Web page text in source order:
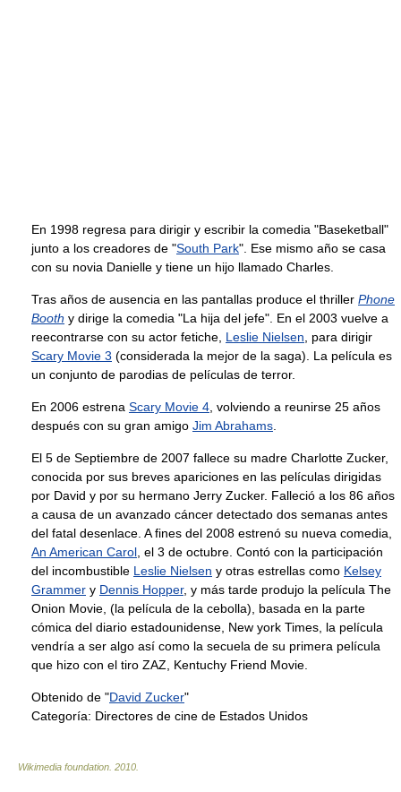
En 1998 regresa para dirigir y escribir la comedia "Baseketball"
junto a los creadores de "South Park". Ese mismo año se casa
con su novia Danielle y tiene un hijo llamado Charles.
Tras años de ausencia en las pantallas produce el thriller Phone
Booth y dirige la comedia "La hija del jefe". En el 2003 vuelve a
reecontrarse con su actor fetiche, Leslie Nielsen , para dirigir
Scary Movie 3 (considerada la mejor de la saga). La película es
un conjunto de parodias de películas de terror.
En 2006 estrena Scary Movie 4 , volviendo a reunirse 25 años
después con su gran amigo Jim Abrahams
El 5 de Septiembre de 2007 fallece su madre Charlotte Zucker,
conocida por sus breves apariciones en las películas dirigidas
por David y por su hermano Jerry Zucker. Falleció a los 86 años
a causa de un avanzado cáncer detectado dos semanas antes
del fatal desenlace. A fines del 2008 estrenó su nueva comedia,
An American Carol , el 3 de octubre. Contó con la participación
del incombustible Leslie Nielsen y otras estrellas como Kelsey
Grammer y Dennis Hopper, y más tarde produjo la película The
Onion Movie, (la película de la cebolla), basada en la parte
cómica del diario estadounidense, New york Times, la película
vendría a ser algo así como la secuela de su primera película
que hizo con el tiro ZAZ, Kentuchy Friend Movie.
Obtenido de "David Zucker"
Categoría: Directores de cine de Estados Unidos
Wikimedia foundation 2010